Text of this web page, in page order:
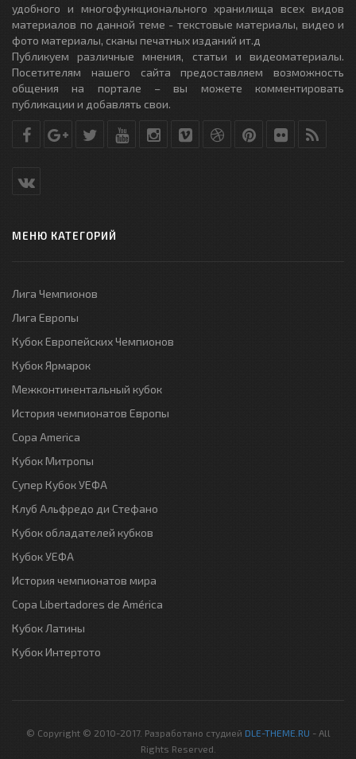
удобного и многофункционального хранилища всех видов
материалов по данной теме - текстовые материалы, видео и
фото материалы, сканы печатных изданий ит.д
Публикуем различные мнения, статьи и видеоматериалы.
Посетителям нашего сайта предоставляем возможность
общения на портале – вы можете комментировать
публикации и добавлять свои.
МЕНЮ КАТЕГОРИЙ
Лига Чемпионов
Лига Европы
Кубок Европейских Чемпионов
Кубок Ярмарок
Межконтинентальный кубок
История чемпионатов Европы
Copa America
Кубок Митропы
Супер Кубок УЕФА
Клуб Альфредо ди Стефано
Кубок обладателей кубков
Кубок УЕФА
История чемпионатов мира
Copa Libertadores de América
Кубок Латины
Кубок Интертото
© Copyright © 2010-2017. Разработано студией DLE-THEME.RU - All
Rights Reserved.